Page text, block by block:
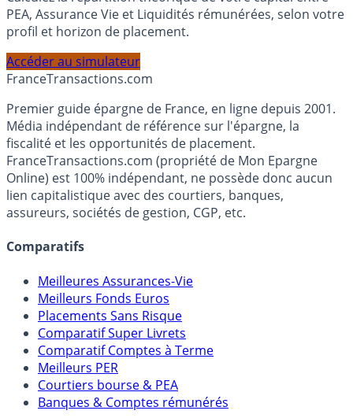
Calculez la répartition théorique de votre capital entre
PEA, Assurance Vie et Liquidités rémunérées, selon votre
profil et horizon de placement.
Accéder au simulateur
FranceTransactions.com
Premier guide épargne de France, en ligne depuis 2001.
Média indépendant de référence sur l'épargne, la
fiscalité et les opportunités de placement.
FranceTransactions.com (propriété de Mon Epargne
Online) est 100% indépendant, ne possède donc aucun
lien capitalistique avec des courtiers, banques,
Meilleures Assurances-Vie
Meilleurs Fonds Euros
Placements Sans Risque
Comparatif Super Livrets
Comparatif Comptes à Terme
Meilleurs PER
Courtiers bourse & PEA